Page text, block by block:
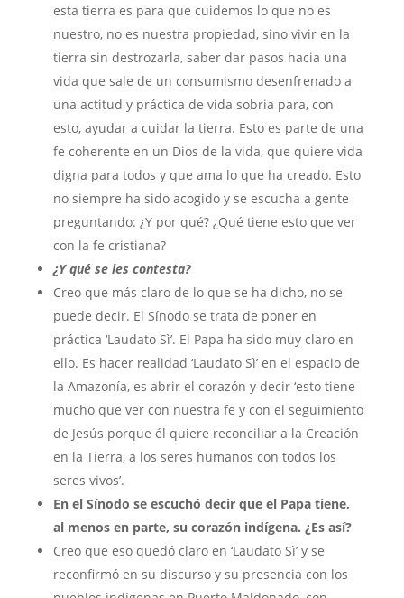
esta tierra es para que cuidemos lo que no es
nuestro, no es nuestra propiedad, sino vivir en la
tierra sin destrozarla, saber dar pasos hacia una
vida que sale de un consumismo desenfrenado a
una actitud y práctica de vida sobria para, con
esto, ayudar a cuidar la tierra. Esto es parte de una
fe coherente en un Dios de la vida, que quiere vida
digna para todos y que ama lo que ha creado. Esto
no siempre ha sido acogido y se escucha a gente
preguntando: ¿Y por qué? ¿Qué tiene esto que ver
con la fe cristiana?
¿Y qué se les contesta?
Creo que más claro de lo que se ha dicho, no se
puede decir. El Sínodo se trata de poner en
práctica ‘Laudato Sì’. El Papa ha sido muy claro en
ello. Es hacer realidad ‘Laudato Sì’ en el espacio de
la Amazonía, es abrir el corazón y decir ‘esto tiene
mucho que ver con nuestra fe y con el seguimiento
de Jesús porque él quiere reconciliar a la Creación
en la Tierra, a los seres humanos con todos los
seres vivos’.
En el Sínodo se escuchó decir que el Papa tiene,
al menos en parte, su corazón indígena. ¿Es así?
Creo que eso quedó claro en ‘Laudato Sì’ y se
reconfirmó en su discurso y su presencia con los